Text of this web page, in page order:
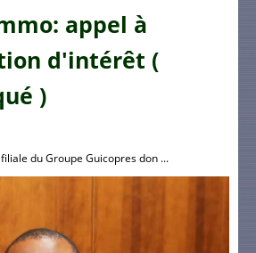
appel à
d'intérêt (
)
du Groupe Guicopres don ...